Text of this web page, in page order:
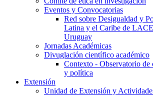
Eventos y Convocatorias
Red sobre Desigualdad y
Latina y el Caribe de
Uruguay
Jornadas Académicas
Divuglación científico académico
Contexto - Observatorio de
y política
Extensión
Unidad de Extensión y